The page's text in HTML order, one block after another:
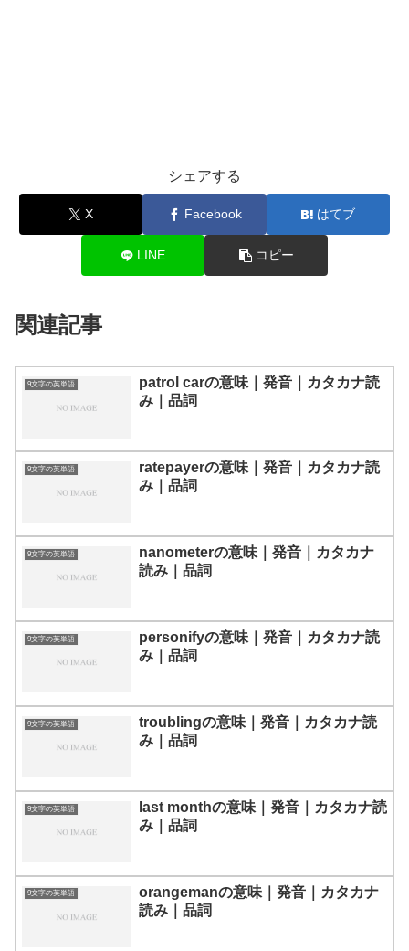
シェアする
X Facebook はてブ
LINE コピー
関連記事
9文字の英単語
patrol carの意味｜発音｜カタカナ読
み｜品詞
9文字の英単語
ratepayerの意味｜発音｜カタカナ読
み｜品詞
9文字の英単語
nanometerの意味｜発音｜カタカナ
読み｜品詞
9文字の英単語
personifyの意味｜発音｜カタカナ読
み｜品詞
9文字の英単語
troublingの意味｜発音｜カタカナ読
み｜品詞
9文字の英単語
last monthの意味｜発音｜カタカナ読
み｜品詞
9文字の英単語
orangemanの意味｜発音｜カタカナ
読み｜品詞